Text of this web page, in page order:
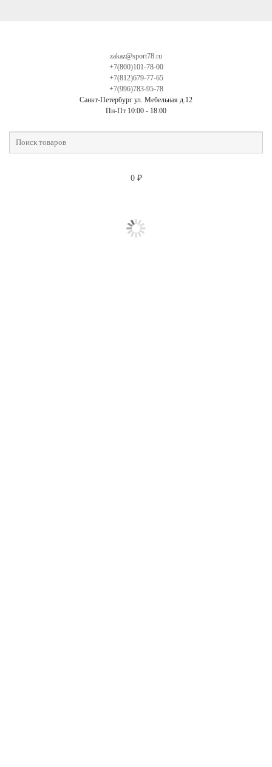
zakaz@sport78.ru
+7(800)101-78-00
+7(812)679-77-65
+7(996)783-95-78
Санкт-Петербург ул. Мебельная д.12
Пн-Пт 10:00 - 18:00
0 ₽